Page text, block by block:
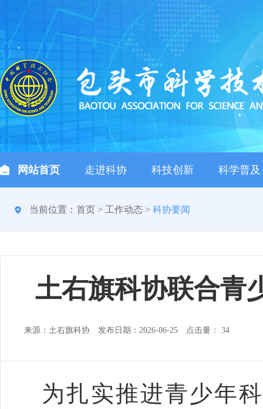
网站首页 走进科协 科技创新 科学普及
当前位置： 首页 > 工作动态 > 科协要闻
土右旗科协联合青
来源：土右旗科协 发布日期：2026-06-25 点击量： 34
为扎实推进青少年